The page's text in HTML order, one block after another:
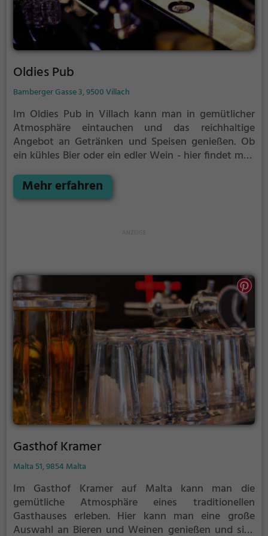
Oldies Pub
Bamberger Gasse 3, 9500 Villach
Im Oldies Pub in Villach kann man in gemütlicher
Atmosphäre eintauchen und das reichhaltige
Angebot an Getränken und Speisen genießen. Ob
ein kühles Bier oder ein edler Wein - hier findet man
Einrichtung lädt zum Verweilen ein und bietet den
perfekten Rahmen für einen gelungenen Abend mit
Mehr erfahren
Gasthof Kramer
Malta 51, 9854 Malta
Im Gasthof Kramer auf Malta kann man die
gemütliche Atmosphäre eines traditionellen
Gasthauses erleben. Hier kann man eine große
Auswahl an Bieren und Weinen genießen und sich